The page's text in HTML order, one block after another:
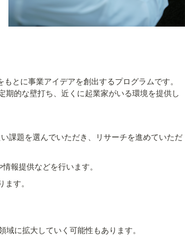
とに事業アイデアを創出するプログラムです。
的な壁打ち、近くに起業家がいる環境を提供し
課題を選んでいただき、リサーチを進めていただ
報提供などを行います。
す。
に拡大していく可能性もあります。